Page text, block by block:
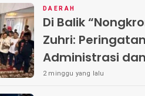
DAERAH
Di Balik
Zuhri:
Administrasi
Warga di Pakal-
2 minggu yang lalu